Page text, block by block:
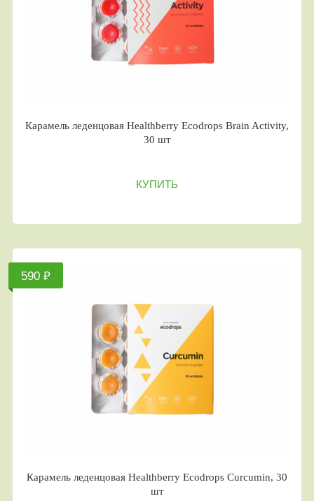
Карамель леденцовая Healthberry Ecodrops Brain Activity,
30 шт
КУПИТЬ
590 ₽
Карамель леденцовая Healthberry Ecodrops Curcumin, 30
шт